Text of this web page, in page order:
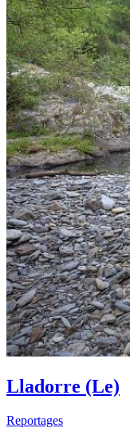
Lladorre (Le)
Reportages